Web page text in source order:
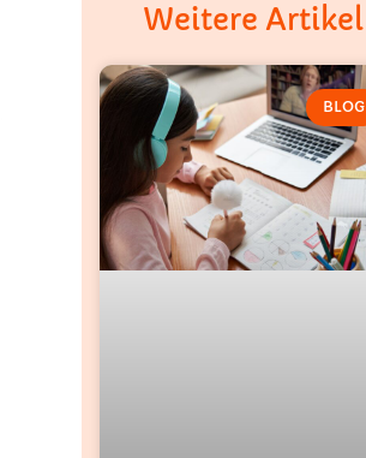
Weitere Artikel
BLOG